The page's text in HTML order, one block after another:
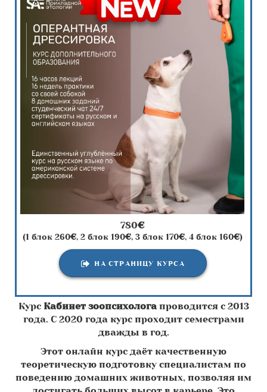
780€
(1 блок 260€, 2 блок 190€, 3 блок 170€, 4 блок 160€)
НА СТРАНИЦУ КУРСА
Курс Кабинет зоопсихологапроводится с 2013
года. С 2020 года курс проходит семестрами
дважды в год.
Этот онлайн курс даёт качественную
теоретическую подготовку специалистам по
поведению домашних животных, позволяя им